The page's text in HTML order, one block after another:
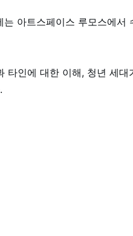
아트스페이스 루모스에서
타인에 대한 이해, 청년 세대